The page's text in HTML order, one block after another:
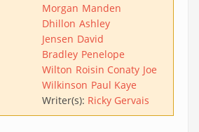
Morgan Manden
Dhillon Ashley
Jensen David
Bradley Penelope
Wilton Roisin Conaty Joe
Wilkinson Paul Kaye
Writer(s): Ricky Gervais